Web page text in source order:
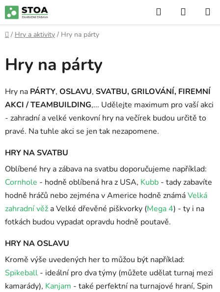
Přejít
na
obsah
Hledat
KOŠÍK
Domů
/ Hry a aktivity / Hry na párty
Hry na párty
Hry na PÁRTY, OSLAVU, SVATBU, GRILOVÁNÍ, FIREMNÍ
AKCI / TEAMBUILDING,... Udělejte maximum pro vaší akci
- zahradní a velké venkovní hry na večírek budou určitě to
pravé. Na tuhle akci se jen tak nezapomene.
HRY NA SVATBU
Oblíbené hry a zábava na svatbu doporučujeme například:
Cornhole - hodně oblíbená hra z USA, Kubb - tady zabavíte
hodně hráčů nebo zejména v Americe hodně známáVelká
zahradní věž a Velké dřevěné piškvorky (Mega 4) - ty i na
fotkách budou vypadat opravdu hodně poutavě.
HRY NA OSLAVU
Kromě výše uvedených her to můžou být například:
Spikeball - ideální pro dva týmy (můžete udělat turnaj mezi
kamarády), Kanjam - také perfektní na turnajové hraní, Spin